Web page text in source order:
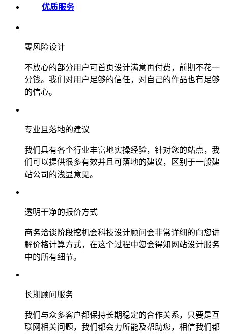
优质服务
零风险设计
不放心的部分用户可首页设计满意再付费，前期不花一
分钱。我们对用户足够的信任，对自己的作品也有足够
的信心。
专业且落地的建议
我们具有各个行业丰富地实操经验，针对您的站点，我
们可以提供很多有效并且可落地的建议，区别于一般建
站公司的浅显意见。
透明干净的报价方式
商务洽谈阶段挖机会科技设计顾问会非常详细的向您讲
解价格计算方式，在这个过程中您会得知网站设计服务
中的所有细节。
长期顾问服务
我们与众多客户都保持长期稳定的合作关系，只要是互
联网相关问题，我们都会力所能及帮助您，相信我们都